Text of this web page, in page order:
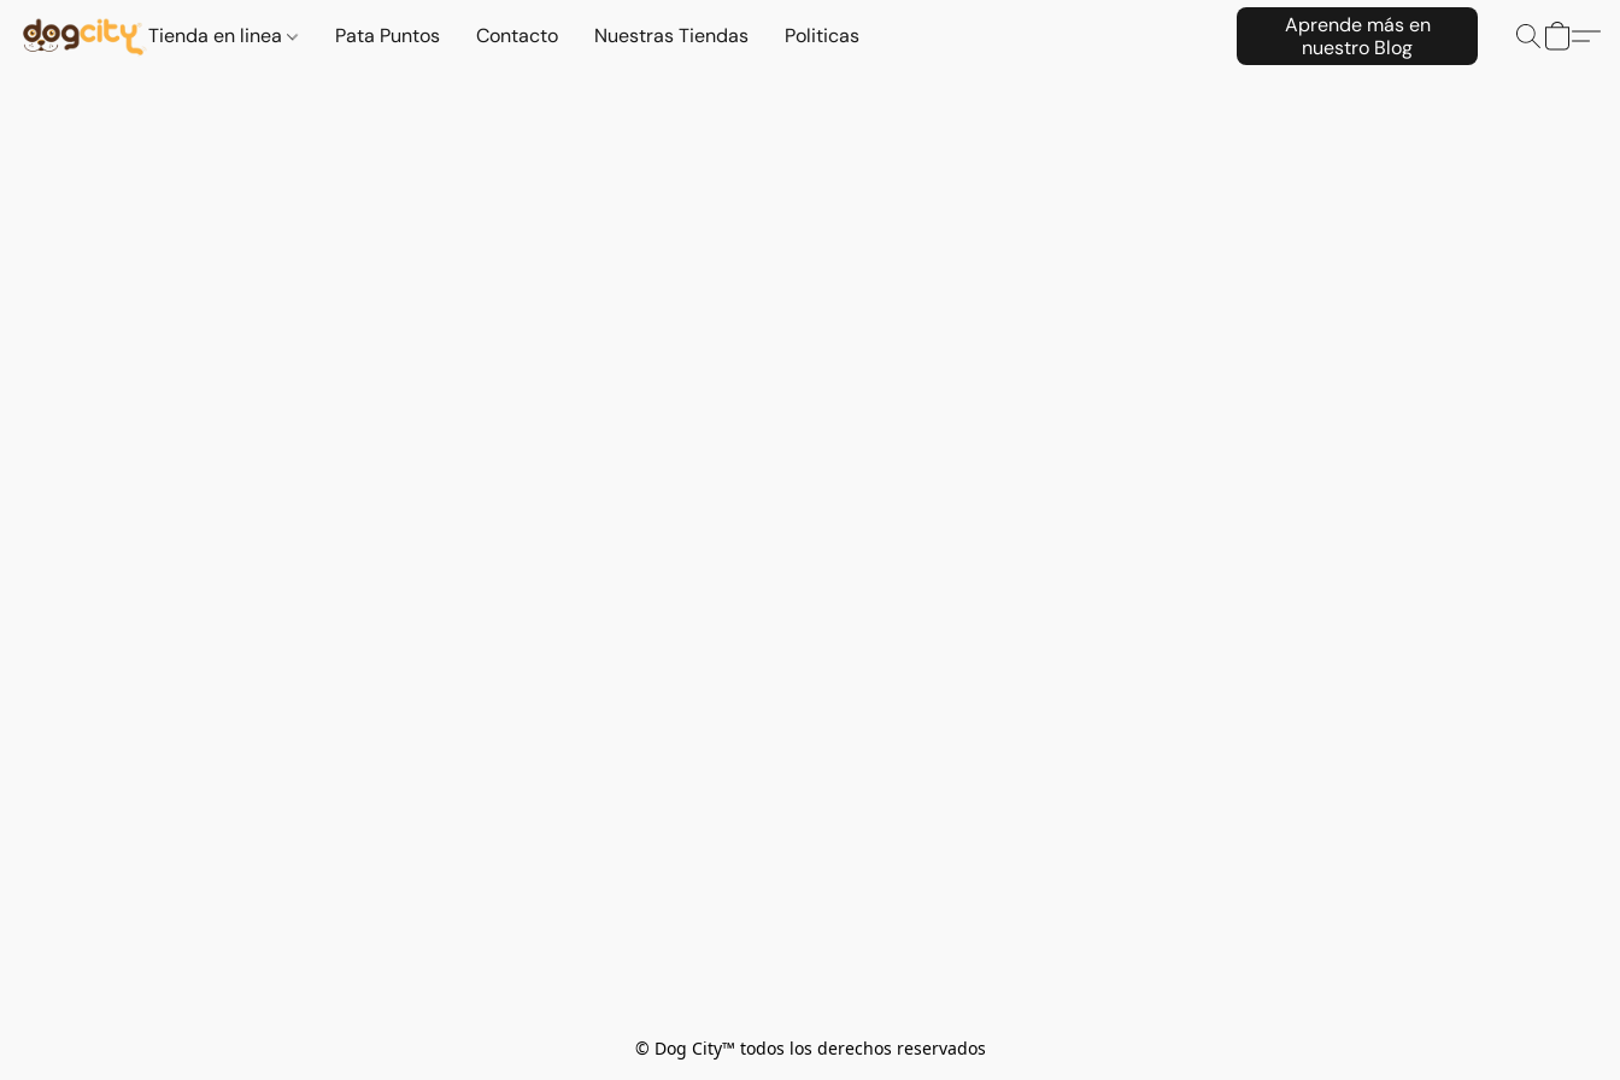
Tienda en linea Pata Puntos Contacto Nuestras Tiendas Politicas
Aprende más en
nuestro Blog
© Dog City™ todos los derechos reservados